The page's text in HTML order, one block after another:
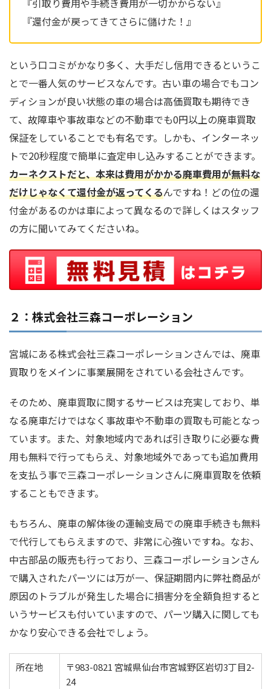
『引取り費用や手続き費用が一切かからない』
『還付金が戻ってきてさらに儲けた！』
という口コミがかなり多く、大手だし信用できるというこ
とで一番人気のサービスなんです。古い車の場合でもコン
ディションが良い状態の車の場合は高価買取も期待でき
て、故障車や事故車などの不動車でも0円以上の廃車買取
保証をしていることでも有名です。しかも、インターネッ
トで20秒程度で簡単に査定申し込みすることができます。
カーネクストだと、本来は費用がかかる廃車費用が無料な
だけじゃなくて還付金が返ってくるんですね！どの位の還
付金があるのかは車によって異なるので詳しくはスタッフ
の方に聞いてみてくださいね。
２：株式会社三森コーポレーション
宮城にある株式会社三森コーポレーションさんでは、廃車
買取りをメインに事業展開をされている会社さんです。
そのため、廃車買取に関するサービスは充実しており、単
なる廃車だけではなく事故車や不動車の買取も可能となっ
ています。また、対象地域内であれば引き取りに必要な費
用も無料で行ってもらえ、対象地域外であっても追加費用
を支払う事で三森コーポレーションさんに廃車買取を依頼
することもできます。
もちろん、廃車の解体後の運輸支局での廃車手続きも無料
で代行してもらえますので、非常に心強いですね。なお、
中古部品の販売も行っており、三森コーポレーションさん
で購入されたパーツには万が一、保証期間内に弊社商品が
原因のトラブルが発生した場合に損害分を全額負担すると
いうサービスも付いていますので、パーツ購入に関しても
かなり安心できる会社でしょう。
所在地
〒983-0821 宮城県仙台市宮城野区岩切3丁目2-
24